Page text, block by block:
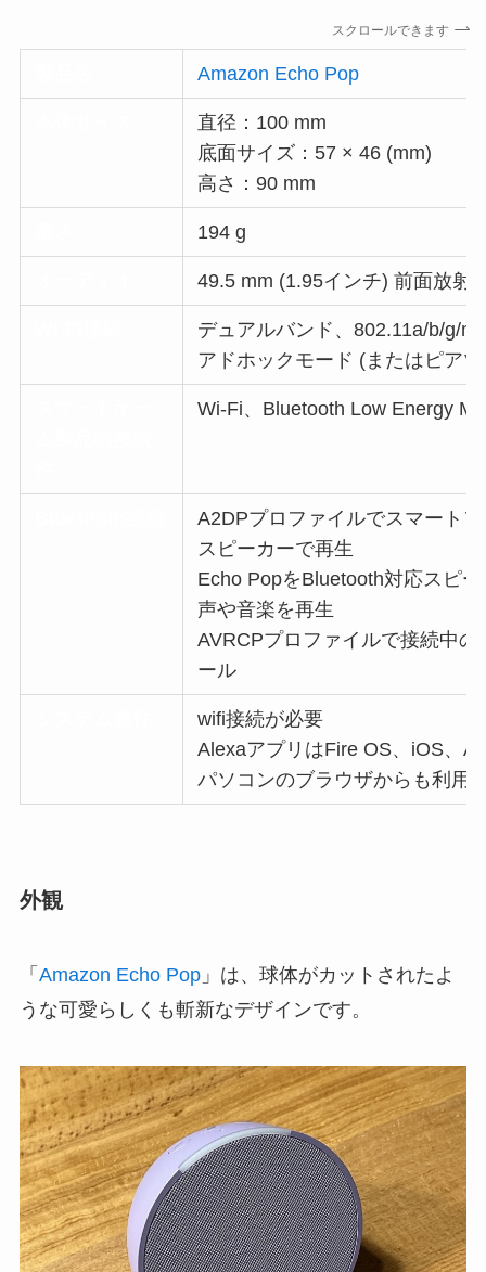
スクロールできます
Amazon Echo Pop
直径：100 mm
底面サイズ：57 × 46 (mm)
高さ：90 mm
194 g
49.5 mm (1.95インチ) 前面放射
デュアルバンド、802.11a/b/g/
アドホックモード (またはピア
Wi-Fi、Bluetooth Low Energy
A2DPプロファイルでスマート
スピーカーで再生
Echo PopをBluetooth対応スピ
声や音楽を再生
AVRCPプロファイルで接続中
ール
wifi接続が必要
AlexaアプリはFire OS、iOS、
パソコンのブラウザからも利用
外観
「 Amazon Echo Pop」は、球体がカットされたよ
うな可愛らしくも斬新なデザインです。